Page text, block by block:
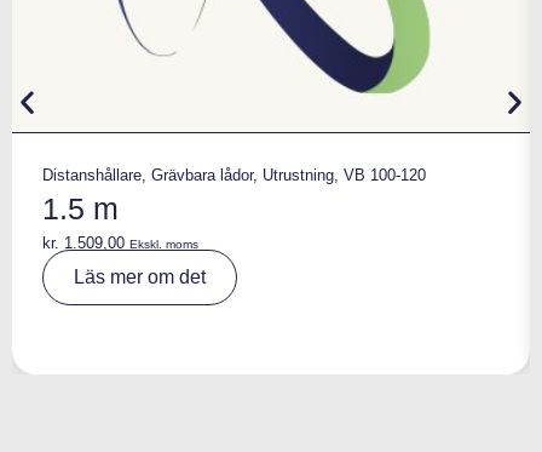
Distanshållare, Grävbara lådor, Utrustning, VB 100-120
1.5 m
kr. 1.509,00 Ekskl. moms
Läs mer om det